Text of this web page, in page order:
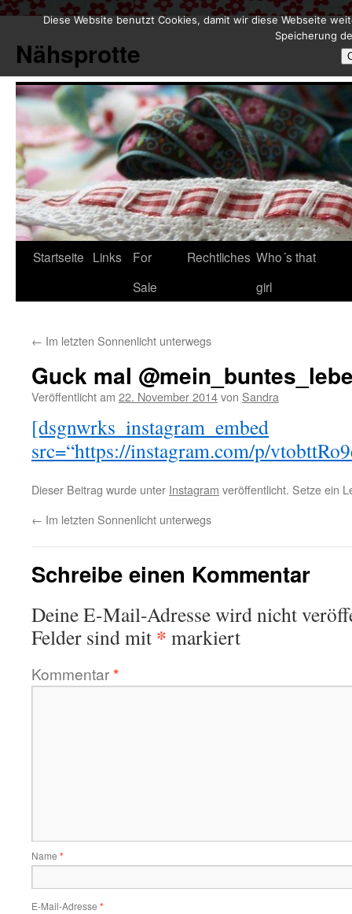
springen
Nähsprotte
Startseite Links
For
Sale
Rechtliches Who´s that
girl
← Im letzten Sonnenlicht unterwegs
Guck mal
Veröffentlicht am 22. November 2014von Sandra
[dsgnwrks_instagram_embed
src=“https://instagram.com/p/
Dieser Beitrag wurde unter Instagram veröffentlicht. Setze ein
← Im letzten Sonnenlicht unterwegs
Schreibe einen Kommentar
Deine E-Mail-Adresse wird nicht
Felder sind mit * markiert
Kommentar*
Name *
E-Mail-Adresse *
Diese Website benutzt Cookies, damit wir diese Webseite
Speicherung